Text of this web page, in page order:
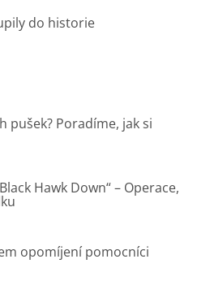
do historie
pušek? Poradíme, jak si
Hawk Down“ – Operace,
opomíjení pomocníci